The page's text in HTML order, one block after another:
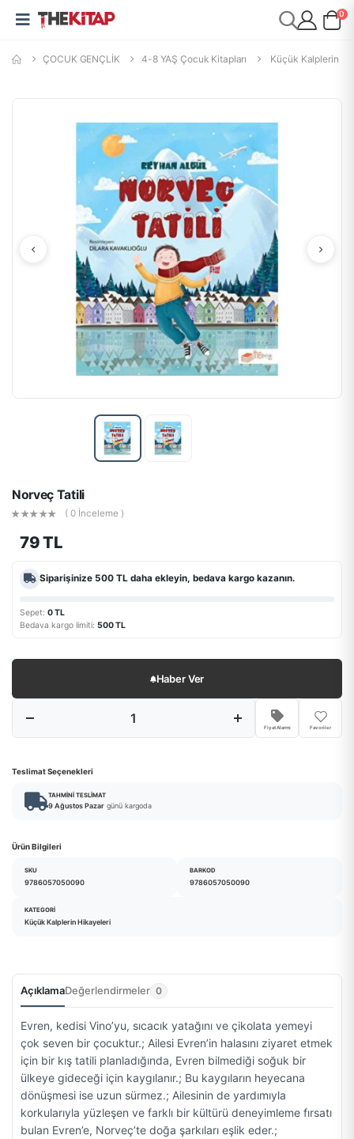
0
ÇOCUK GENÇLİK 4-8 YAŞ Çocuk Kitapları Küçük Kalplerin
Norveç Tatili
( 0 İnceleme )
79 TL
Siparişinize 500 TL daha ekleyin, bedava kargo kazanın.
Sepet: 0 TL
Bedava kargo limiti: 500 TL
Haber Ver
Fiyat Alarmı Favoriler
Teslimat Seçenekleri
TAHMINI TESLIMAT
9 Ağustos Pazar günü kargoda
Ürün Bilgileri
SKU
9786057050090
BARKOD
9786057050090
KATEGORI
Küçük Kalplerin Hikayeleri
AçıklamaDeğerlendirmeler 0
Evren, kedisi Vino’yu, sıcacık yatağını ve çikolata yemeyi
çok seven bir çocuktur.; Ailesi Evren’in halasını ziyaret etmek
için bir kış tatili planladığında, Evren bilmediği soğuk bir
ülkeye gideceği için kaygılanır.; Bu kaygıların heyecana
dönüşmesi ise uzun sürmez.; Ailesinin de yardımıyla
korkularıyla yüzleşen ve farklı bir kültürü deneyimleme fırsatı
bulan Evren’e, Norveç’te doğa şarkıları eşlik eder.;